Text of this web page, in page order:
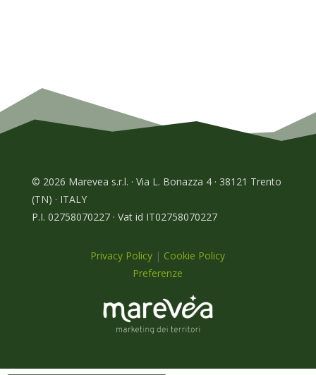
© 2026 Marevea s.r.l. · Via L. Bonazza 4 · 38121 Trento
(TN) · ITALY
P.I. 02758070227 · Vat id IT02758070227
Privacy Policy | Cookie Policy
Preferenze